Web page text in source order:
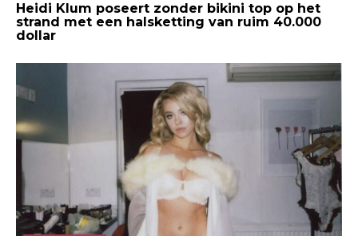
Heidi Klum poseert zonder bikini top op het
strand met een halsketting van ruim 40.000
dollar